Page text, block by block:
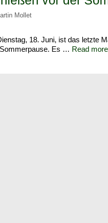
Mollet
18. Juni, ist das letzte
Es … Read more